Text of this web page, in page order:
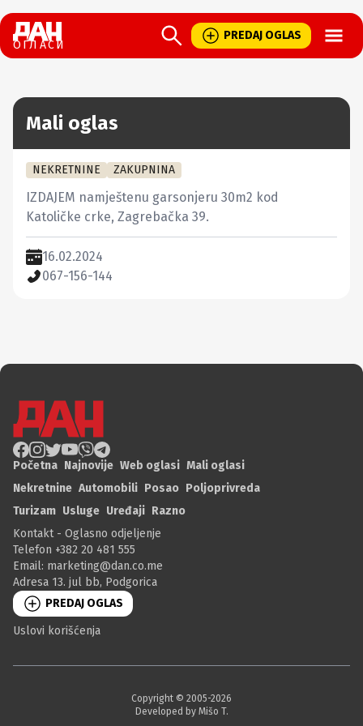
ОГЛАСИ
PREDAJ OGLAS
Mali oglas
NEKRETNINE ZAKUPNINA
IZDAJEM namještenu garsonjeru 30m2 kod
Katoličke crke, Zagrebačka 39.
16.02.2024
067-156-144
Početna Najnovije Web oglasi Mali oglasi
Nekretnine Automobili Posao Poljoprivreda
Turizam Usluge Uređaji Razno
Kontakt - Oglasno odjeljenje
Telefon +382 20 481 555
Email: marketing@dan.co.me
Adresa 13. jul bb, Podgorica
PREDAJ OGLAS
Uslovi korišćenja
Copyright © 2005-2026
Developed by Mišo T.